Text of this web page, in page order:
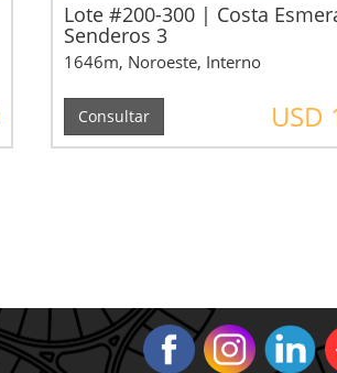
Lote #200-300 | Costa
Senderos 3
1646m, Noroeste, Interno
Consultar USD